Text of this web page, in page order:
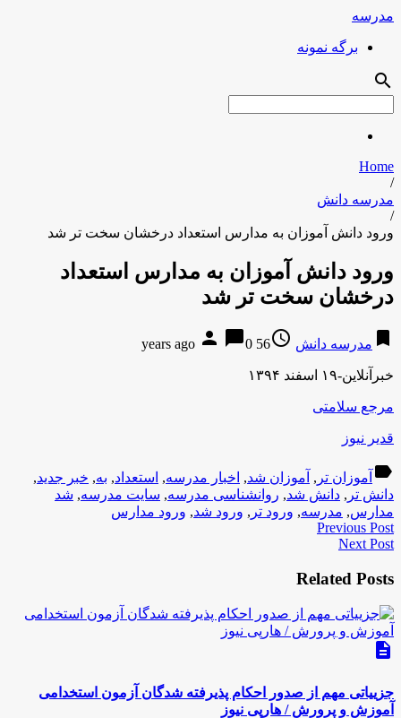
مدرسه
برگه نمونه
search
Home
/
مدرسه دانش
/
ورود دانش آموزان به مدارس استعداد درخشان سخت تر شد
ورود دانش آموزان به مدارس استعداد
درخشان سخت تر شد
bookmark مدرسه دانش access_time
56 years ago
person chat_bubble0
خبرآنلاین-۱۹ اسفند ۱۳۹۴
مرجع سلامتی
قدیر نیوز
label آموزان تر , آموزان شد, اخبار مدرسه, استعداد, به, خبر جدید,
دانش تر , دانش شد, روانشناسی مدرسه, سایت مدرسه, شد
مدارس, مدرسه, ورود تر , ورود شد, ورود مدارس
Previous Post
Next Post
Related Posts
description
جزییاتی مهم از صدور احکام پذیرفته شدگان آزمون استخدامی
آموزش و پرورش / هارپی نیوز